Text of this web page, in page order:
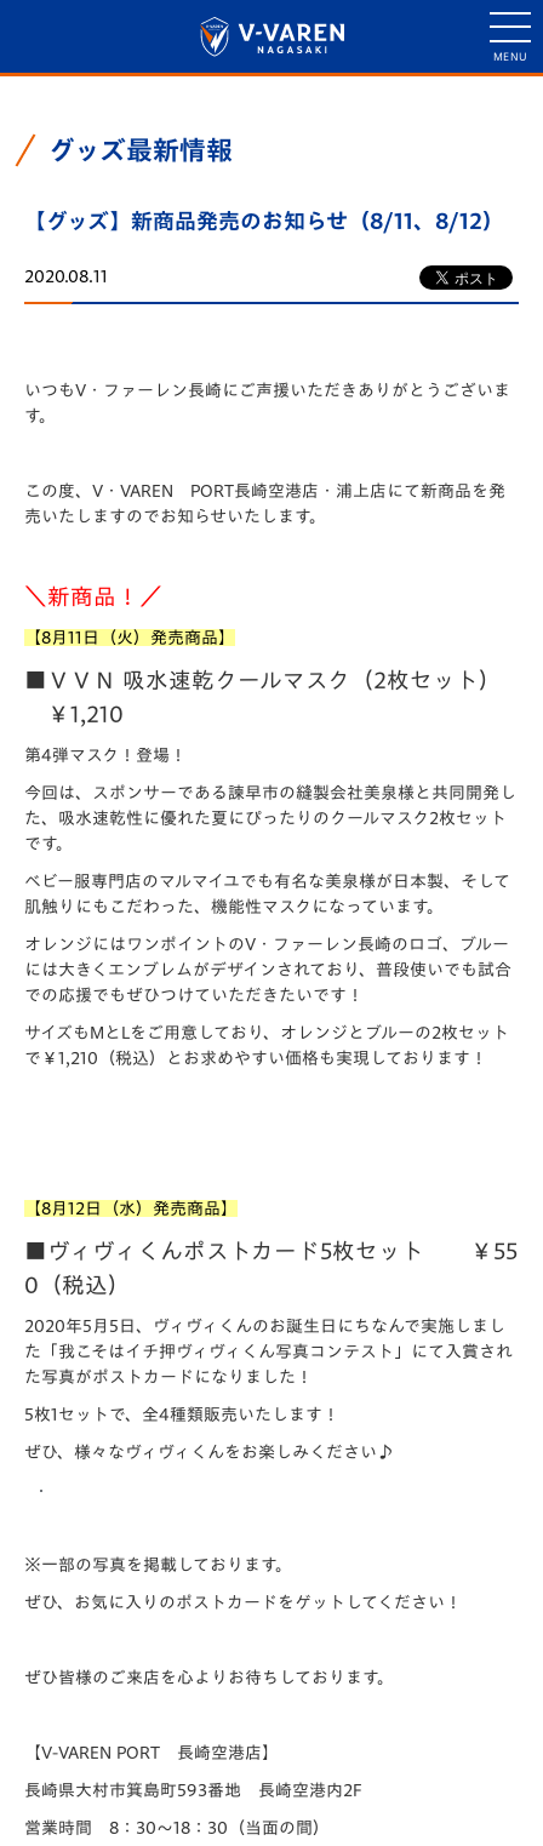
グッズ最新情報
【グッズ】新商品発売のお知らせ（8/11、8/12）
2020.08.11
いつもV・ファーレン長崎にご声援いただきありがとうございま
す。
この度、V・VAREN PORT長崎空港店・浦上店にて新商品を発
売いたしますのでお知らせいたします。
＼新商品！／
【8月11日（火）発売商品】
■ＶＶＮ 吸水速乾クールマスク（2枚セット）
￥1,210
第4弾マスク！登場！
今回は、スポンサーである諫早市の縫製会社美泉様と共同開発し
た、吸水速乾性に優れた夏にぴったりのクールマスク2枚セット
です。
ベビー服専門店のマルマイユでも有名な美泉様が日本製、そして
肌触りにもこだわった、機能性マスクになっています。
オレンジにはワンポイントのV・ファーレン長崎のロゴ、ブルー
には大きくエンブレムがデザインされており、普段使いでも試合
での応援でもぜひつけていただきたいです！
サイズもMとLをご用意しており、オレンジとブルーの2枚セット
で￥1,210（税込）とお求めやすい価格も実現しております！
【8月12日（水）発売商品】
■ヴィヴィくんポストカード5枚セット ￥55
0（税込）
2020年5月5日、
ヴィヴィくんのお誕生日にちなんで実施しまし
た「 我こそはイチ押ヴィヴィくん写真コンテスト」
にて入賞され
た写真がポストカードになりました！
5枚1セットで、全4種類販売いたします！
ぜひ、様々なヴィヴィくんをお楽しみください♪
※一部の写真を掲載しております。
ぜひ、お気に入りのポストカードをゲットしてください！
ぜひ皆様のご来店を心よりお待ちしております。
【V-VAREN PORT 長崎空港店】
長崎県大村市箕島町593番地 長崎空港内2F
営業時間 8：30～18：30（当面の間）